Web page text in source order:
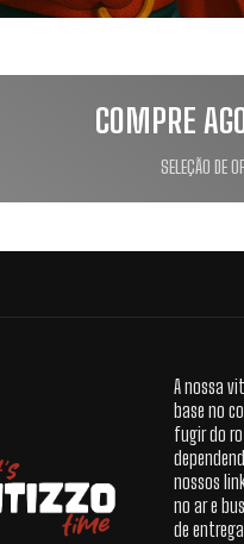
COMPRE
SELEÇÃO DE
A nossa
base no
fugir do
nossos
no ar e
de